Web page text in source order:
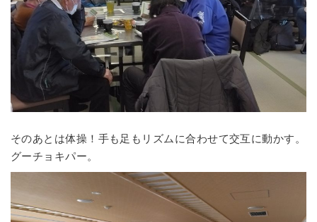
そのあとは体操！手も足もリズムに合わせて交互に動かす。
グーチョキパー。